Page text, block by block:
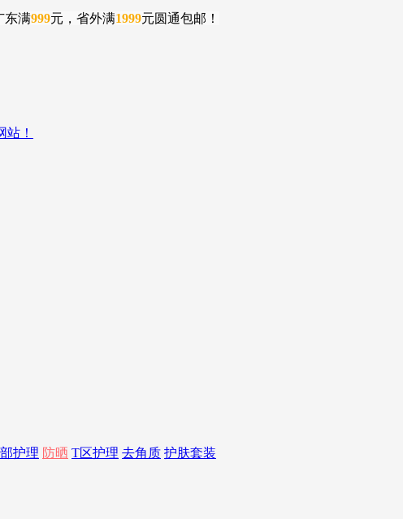
东满999元，省外满1999元圆通包邮！
护理 防晒 T区护理 去角质 护肤套装